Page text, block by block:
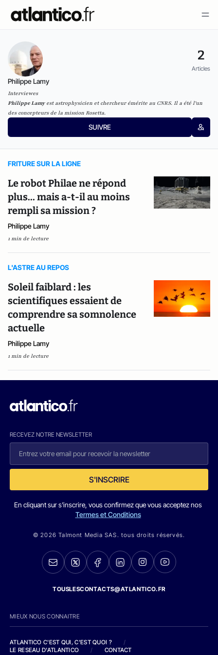
2
Articles
Philippe Lamy
Interviewes
Philippe Lamyest astrophysicien et chercheur émérite au CNRS. Il a été l'un
des concepteurs de la mission Rosetta.
SUIVRE
FRITURE SUR LA LIGNE
Le robot Philae ne répond
plus... mais a-t-il au moins
rempli sa mission ?
Philippe Lamy
1 min de lecture
L'ASTRE AU REPOS
Soleil faiblard : les
scientifiques essaient de
comprendre sa somnolence
actuelle
Philippe Lamy
1 min de lecture
RECEVEZ NOTRE NEWSLETTER
S'INSCRIRE
En cliquant sur s'inscrire, vous confirmez que vous acceptez nos
Termes et Conditions
© 2026 Talmont Media SAS. tous droits réservés.
TOUSLESCONTACTS@ATLANTICO.FR
MIEUX NOUS CONNAITRE
ATLANTICO C'EST QUI, C'EST QUOI ?
/
LE RESEAU D'ATLANTICO
/ CONTACT